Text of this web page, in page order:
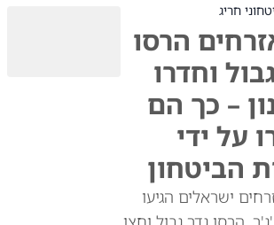
חריג
אזרחים הרסו
וחדרו
– כך הם
על ידי
הביטחון
אזרחים ישראלים הגיעו